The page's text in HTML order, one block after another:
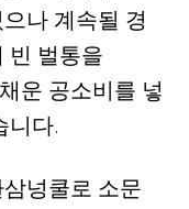
나 계속될 경
빈 벌통을
운 공소비를 넣
니다.
넝쿨로 소문